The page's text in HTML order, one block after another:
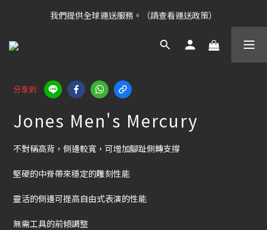
凡購滿HK$699 香港及澳門 [免運費] (大型貨品除外)
我們提供全球運送服務。（請查看運送政策）
凡購滿HK$699 香港及澳門 [免運費] (大型貨品除外)
分享到
Jones Men's Mercury
不對稱高背，側邊較寬，可增加腳趾側轉支撐
堅硬的中脊帶來穩定的雕刻性能
靈活的側邊可提高自由式表演的性能
無需工具的前傾調整